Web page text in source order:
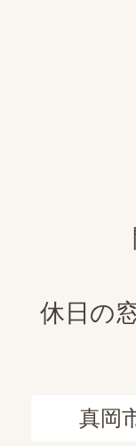
休日の
真岡